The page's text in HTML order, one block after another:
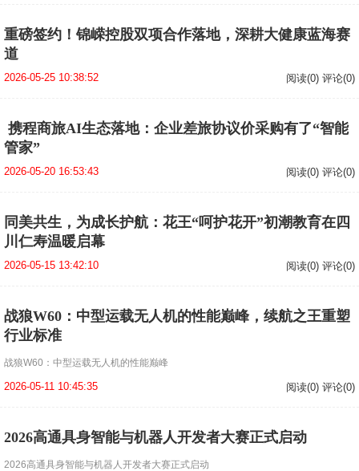
重磅签约！锦嵘控股双项合作落地，深耕大健康蓝海赛
道
2026-05-25 10:38:52 阅读(0) 评论(0)
​ 携程商旅AI生态落地：企业差旅协议价采购有了“智能
管家”
2026-05-20 16:53:43 阅读(0) 评论(0)
同美共生，为成长护航：花王“呵护花开”初潮教育在四
川仁寿温暖启幕
2026-05-15 13:42:10 阅读(0) 评论(0)
战狼W60：中型运载无人机的性能巅峰，续航之王重塑
行业标准
战狼W60：中型运载无人机的性能巅峰
2026-05-11 10:45:35 阅读(0) 评论(0)
2026高通具身智能与机器人开发者大赛正式启动
2026高通具身智能与机器人开发者大赛正式启动